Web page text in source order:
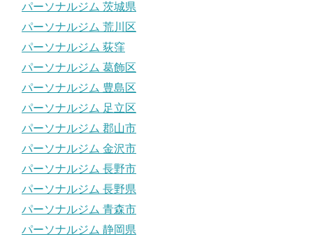
パーソナルジム 茨城県
パーソナルジム 荒川区
パーソナルジム 荻窪
パーソナルジム 葛飾区
パーソナルジム 豊島区
パーソナルジム 足立区
パーソナルジム 郡山市
パーソナルジム 金沢市
パーソナルジム 長野市
パーソナルジム 長野県
パーソナルジム 青森市
パーソナルジム 静岡県